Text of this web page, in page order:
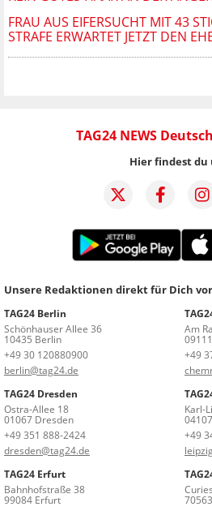
FRAU AUS EIFERSUCHT MIT 43
STRAFE ERWARTET JETZT DEN
TAG24 NEWS
Hier findest du
Unsere Redaktionen direkt für Dich
TAG24 Berlin
Schönhauser Allee 36
10435 Berlin
+49 30 120880900
berlin@tag24.de
Am
+49
TAG24 Dresden
Ostra-Allee 18
01067 Dresden
+49 351 888-2424
dresden@tag24.de
Karl-
+49
TAG24 Erfurt
Bahnhofstraße 38
99084 Erfurt